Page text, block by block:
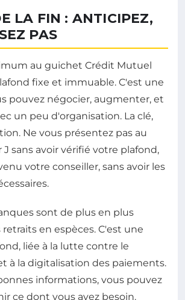
LA FIN : ANTICIPEZ,
PAS
au guichet Crédit Mutuel
fixe et immuable. C'est une
pouvez négocier, augmenter, et
un peu d'organisation. La clé,
Ne vous présentez pas au
sans avoir vérifié votre plafond,
votre conseiller, sans avoir les
sont de plus en plus
en espèces. C'est une
liée à la lutte contre le
à la digitalisation des paiements.
informations, vous pouvez
ce dont vous avez besoin.